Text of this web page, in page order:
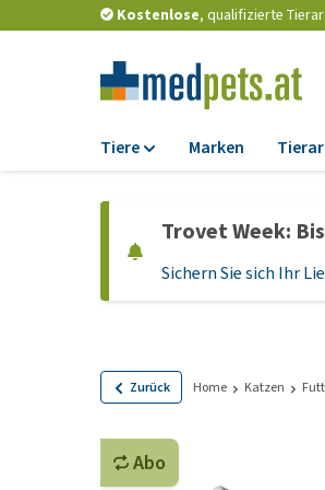
Kostenlose, qualifizierte
Tiere Marken
Trovet Week:
Sichern Sie sich Ihr
Zurück Home Katzen
Abo